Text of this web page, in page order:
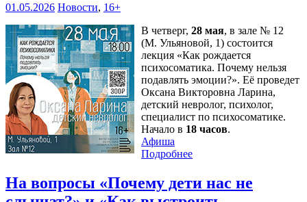
01.05.2026 Новости, 16+
В четверг, 28 мая, в зале № 12
(М. Ульяновой, 1) состоится
лекция «Как рождается
психосоматика. Почему нельзя
подавлять эмоции?». Её проведет
Оксана Викторовна Ларина,
детский невролог, психолог,
специалист по психосоматике.
Начало в 18 часов.
Афиша
Подробнее
На вопросы «Почему дети нас не